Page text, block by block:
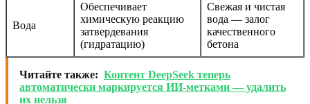
Вода
Обеспечивает
химическую реакцию
затвердевания
(гидратацию)
Свежая и чистая
вода — залог
качественного
бетона
Читайте также: Контент DeepSeek теперь
автоматически маркируется ИИ-метками — удалить
их нельзя